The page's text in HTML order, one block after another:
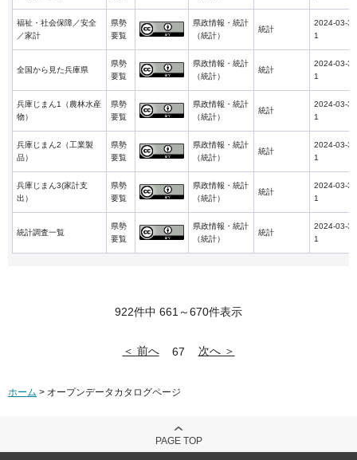
福祉・社会保障／安全
／家計
県勢
要覧
県政情報・統計
（統計）
統計
2024-03-3
1
全国から見た兵庫県
県勢
要覧
県政情報・統計
（統計）
統計
2024-03-3
1
兵庫じまん1（農林水産
物）
県勢
要覧
県政情報・統計
（統計）
統計
2024-03-3
1
兵庫じまん2（工業製
品）
県勢
要覧
県政情報・統計
（統計）
統計
2024-03-3
1
兵庫じまん3(家計支
出）
県勢
要覧
県政情報・統計
（統計）
統計
2024-03-3
1
統計調査一覧
県勢
要覧
県政情報・統計
（統計）
統計
2024-03-3
1
922件中 661～670件表示
＜ 前へ 67 次へ ＞
ホーム > オープンデータカタログページ
PAGE TOP